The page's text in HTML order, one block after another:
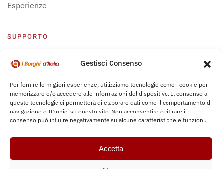
Gestisci Consenso
Per fornire le migliori esperienze, utilizziamo tecnologie come i cookie per
memorizzare e/o accedere alle informazioni del dispositivo. Il consenso a
queste tecnologie ci permetterà di elaborare dati come il comportamento di
navigazione o ID unici su questo sito. Non acconsentire o ritirare il
consenso può influire negativamente su alcune caratteristiche e funzioni.
Accetta
Esperienze
SUPPORTO
Centro Supporto
Leggi Bochure